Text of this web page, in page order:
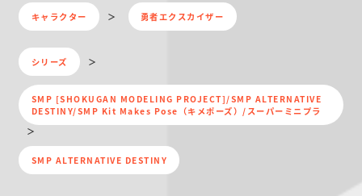
キャラクター 勇者エクスカイザー
シリーズ
SMP [SHOKUGAN MODELING PROJECT]/SMP ALTERNATIVE
DESTINY/SMP Kit Makes Pose（キメポーズ）/スーパーミニプラ
SMP ALTERNATIVE DESTINY